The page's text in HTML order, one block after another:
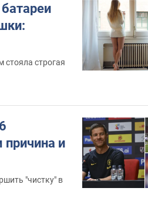
стояла строгая
причина и
"чистку" в